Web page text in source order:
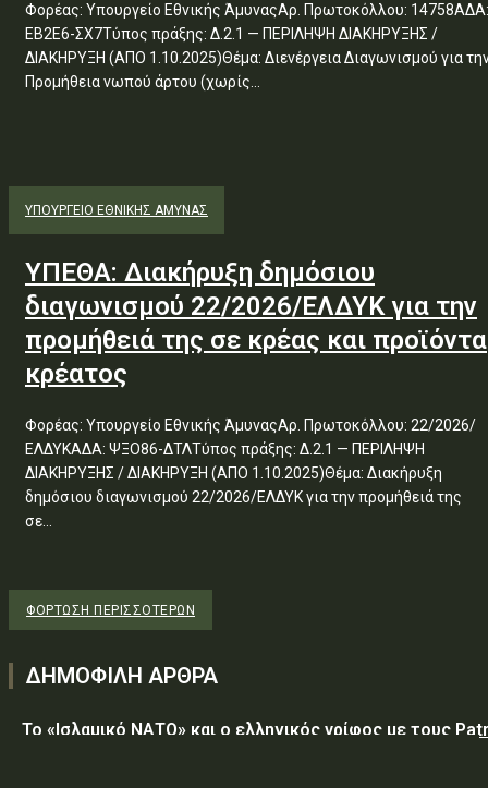
Φορέας: Υπουργείο Εθνικής ΆμυναςΑρ. Πρωτοκόλλου: 14758ΑΔΑ:
ΕΒ2Ε6-ΣΧ7Τύπος πράξης: Δ.2.1 — ΠΕΡΙΛΗΨΗ ΔΙΑΚΗΡΥΞΗΣ /
ΔΙΑΚΗΡΥΞΗ (ΑΠΟ 1.10.2025)Θέμα: Διενέργεια Διαγωνισμού για την
Προμήθεια νωπού άρτου (χωρίς...
ΥΠΟΥΡΓΕΊΟ ΕΘΝΙΚΉΣ ΆΜΥΝΑΣ
ΥΠΕΘΑ: Διακήρυξη δημόσιου
διαγωνισμού 22/2026/ΕΛΔΥΚ για την
προμήθειά της σε κρέας και προϊόντα
κρέατος
Φορέας: Υπουργείο Εθνικής ΆμυναςΑρ. Πρωτοκόλλου: 22/2026/
ΕΛΔΥΚΑΔΑ: ΨΞΟ86-ΔΤΛΤύπος πράξης: Δ.2.1 — ΠΕΡΙΛΗΨΗ
ΔΙΑΚΗΡΥΞΗΣ / ΔΙΑΚΗΡΥΞΗ (ΑΠΟ 1.10.2025)Θέμα: Διακήρυξη
δημόσιου διαγωνισμού 22/2026/ΕΛΔΥΚ για την προμήθειά της
σε...
ΦΌΡΤΩΣΗ ΠΕΡΙΣΣΟΤΈΡΩΝ
ΔΗΜΟΦΙΛΗ ΑΡΘΡΑ
Το «Ισλαμικό ΝΑΤΟ» και ο ελληνικός γρίφος με τους